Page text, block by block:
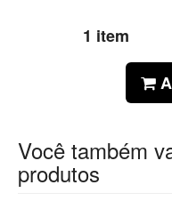
1 item
Você também
produtos